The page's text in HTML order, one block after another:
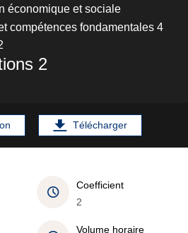
économique et sociale
compétences fondamentales 4
2
Télécharger
Coefficient
2
Volume horaire